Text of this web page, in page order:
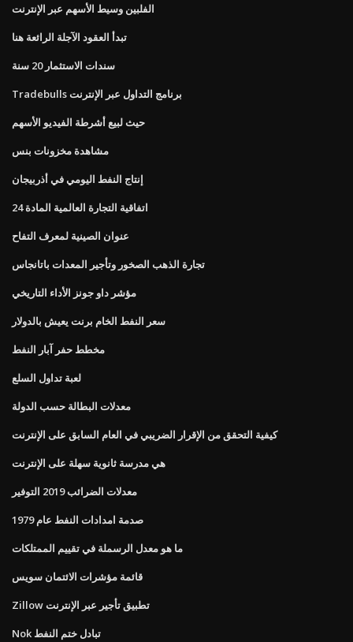
الفلبين وسيط الأسهم عبر الإنترنت
تبدأ العقود الآجلة الرائعة هنا
سندات الاستثمار 20 سنة
Tradebulls برنامج التداول عبر الإنترنت
حيث لبيع أشرطة الفيديو الأسهم
مشاهدة مخزونات بنس
إنتاج النفط اليومي في أذربيجان
اتفاقية التجارة العالمية المادة 24
عنوان الصينية لمعرف التفاح
تجارة الذهب الصخور وتأجير المعدات باتانجاس
مؤشر داو جونز الأداء التاريخي
سعر النفط الخام برنت يعيش بالدولار
مخطط حفر آبار النفط
لعبة تداول السلع
معدلات البطالة حسب الدولة
كيفية التحقق من الإقرار الضريبي في العام السابق على الإنترنت
هي مدرسة ثانوية سهلة على الإنترنت
معدلات الضرائب 2019 التوفير
صدمة امدادات النفط عام 1979
ما هو معدل الرسملة في تقييم الممتلكات
قائمة مؤشرات الائتمان سويس
Zillow تطبيق تأجير عبر الإنترنت
Nok تبادل ختم النفط